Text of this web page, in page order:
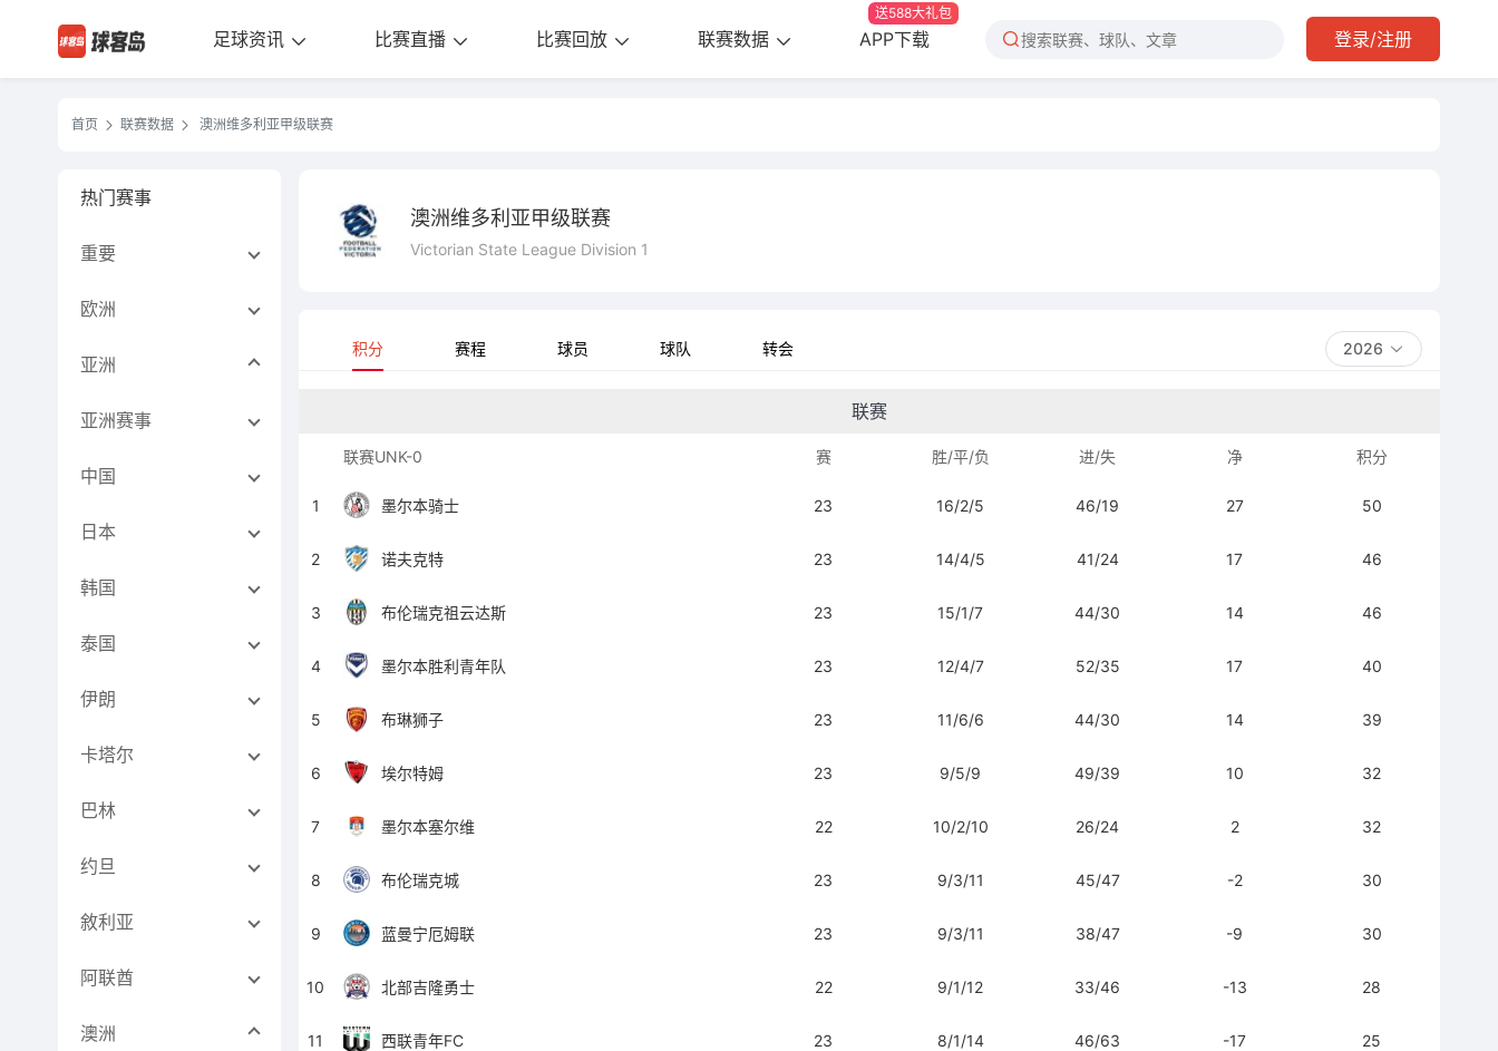
足球资讯 比赛直播 比赛回放 联赛数据 APP下载
送588大礼包
登录/注册
首页 联赛数据 澳洲维多利亚甲级联赛
热门赛事
重要
欧洲
亚洲
亚洲赛事
中国
日本
韩国
泰国
伊朗
卡塔尔
巴林
约旦
敘利亚
阿联酋
澳洲
澳洲维多利亚甲级联赛
Victorian State League Division 1
积分 赛程 球员 球队 转会 2026
联赛
联赛UNK-0 赛 胜/平/负 进/失 净 积分
1 墨尔本骑士 23 16/2/5 46/19 27 50
2 诺夫克特 23 14/4/5 41/24 17 46
3 布伦瑞克祖云达斯 23 15/1/7 44/30 14 46
4 墨尔本胜利青年队 23 12/4/7 52/35 17 40
5 布琳狮子 23 11/6/6 44/30 14 39
6 埃尔特姆 23 9/5/9 49/39 10 32
7 墨尔本塞尔维 22 10/2/10 26/24 2 32
8 布伦瑞克城 23 9/3/11 45/47 -2 30
9 蓝曼宁厄姆联 23 9/3/11 38/47 -9 30
10 北部吉隆勇士 22 9/1/12 33/46 -13 28
11 西联青年FC 23 8/1/14 46/63 -17 25